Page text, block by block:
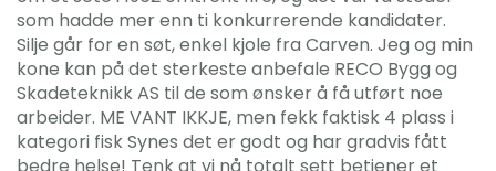
som hadde mer enn ti konkurrerende kandidater.
Silje går for en søt, enkel kjole fra Carven. Jeg og min
kone kan på det sterkeste anbefale RECO Bygg og
Skadeteknikk AS til de som ønsker å få utført noe
arbeider. ME VANT IKKJE, men fekk faktisk 4 plass i
kategori fisk Synes det er godt og har gradvis fått
bedre helse! Tenk at vi nå totalt sett betjener et